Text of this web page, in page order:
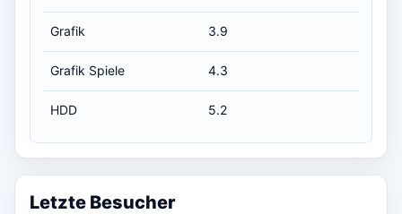
Grafik 3.9
Grafik Spiele 4.3
HDD 5.2
Letzte Besucher